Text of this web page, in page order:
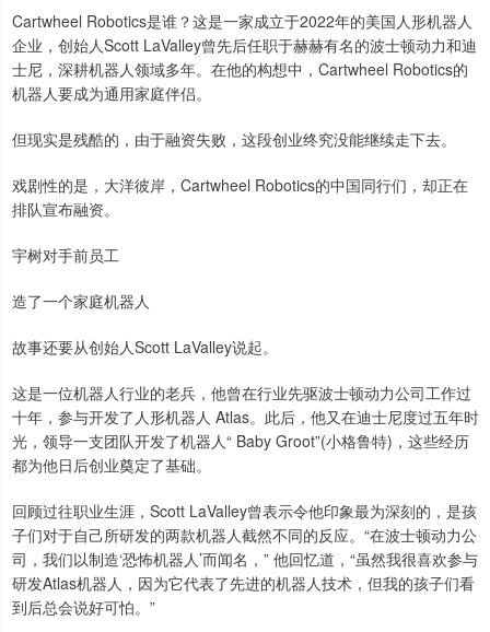
Cartwheel Robotics是谁？这是一家成立于2022年的美国人形机器人
企业，创始人Scott LaValley曾先后任职于赫赫有名的波士顿动力和迪
士尼，深耕机器人领域多年。在他的构想中，Cartwheel Robotics的
机器人要成为通用家庭伴侣。
但现实是残酷的，由于融资失败，这段创业终究没能继续走下去。
戏剧性的是，大洋彼岸，Cartwheel Robotics的中国同行们，却正在
排队宣布融资。
宇树对手前员工
造了一个家庭机器人
故事还要从创始人Scott LaValley说起。
这是一位机器人行业的老兵，他曾在行业先驱波士顿动力公司工作过
十年，参与开发了人形机器人 Atlas。此后，他又在迪士尼度过五年时
光，领导一支团队开发了机器人“ Baby Groot”(小格鲁特)，这些经历
都为他日后创业奠定了基础。
回顾过往职业生涯，Scott LaValley曾表示令他印象最为深刻的，是孩
子们对于自己所研发的两款机器人截然不同的反应。“在波士顿动力公
司，我们以制造‘恐怖机器人’而闻名，” 他回忆道，“虽然我很喜欢参与
研发Atlas机器人，因为它代表了先进的机器人技术，但我的孩子们看
到后总会说好可怕。”